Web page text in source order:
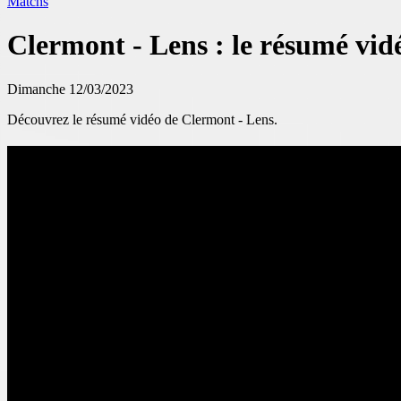
Clermont - Lens : le résumé
Dimanche 12/03/2023
Découvrez le résumé vidéo de Clermont - Lens.